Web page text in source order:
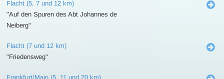
Flacht (5, 7 und 12 km)
"Auf den Spuren des Abt Johannes de
Neiberg"
Flacht (7 und 12 km)
"Friedensweg"
Frankfurt/Main (5, 11 und 20 km)